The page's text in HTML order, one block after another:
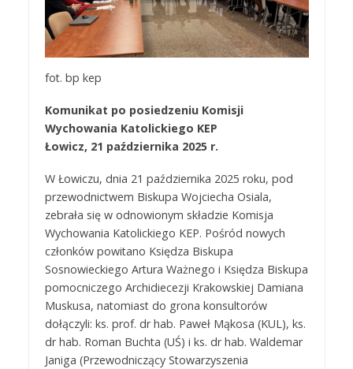
fot. bp kep
Komunikat po posiedzeniu Komisji
Wychowania Katolickiego KEP
Łowicz, 21 października 2025 r.
W Łowiczu, dnia 21 października 2025 roku, pod
przewodnictwem Biskupa Wojciecha Osiala,
zebrała się w odnowionym składzie Komisja
Wychowania Katolickiego KEP. Pośród nowych
członków powitano Księdza Biskupa
Sosnowieckiego Artura Ważnego i Księdza Biskupa
pomocniczego Archidiecezji Krakowskiej Damiana
Muskusa, natomiast do grona konsultorów
dołączyli: ks. prof. dr hab. Paweł Mąkosa (KUL), ks.
dr hab. Roman Buchta (UŚ) i ks. dr hab. Waldemar
Janiga (Przewodniczący Stowarzyszenia